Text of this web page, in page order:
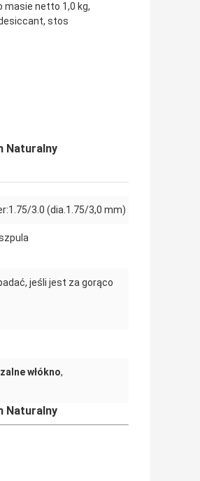
masie netto 1,0 kg,
stos
Naturalny
3.0 (dia.1.75/3,0 mm)
jeśli jest za gorąco
włókno,
Naturalny